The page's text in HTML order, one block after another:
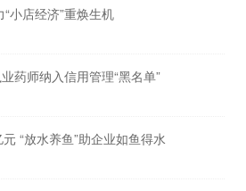
小店经济”重焕生机
药师纳入信用管理“黑名单”
“放水养鱼”助企业如鱼得水